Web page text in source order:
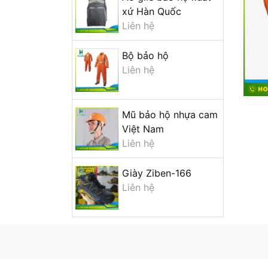
xứ Hàn Quốc
Liên hệ
Bộ bảo hộ
Liên hệ
Mũ bảo hộ nhựa cam
Việt Nam
Liên hệ
Giày Ziben-166
Liên hệ